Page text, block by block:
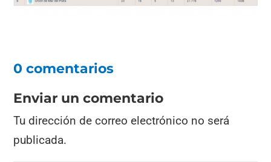
0 comentarios
Enviar un comentario
Tu dirección de correo electrónico no será
publicada.